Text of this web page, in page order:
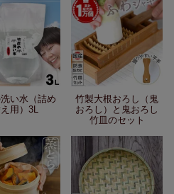
い水（詰め
用）3L
竹製大根おろし（鬼
おろし）と鬼おろし
竹皿のセット